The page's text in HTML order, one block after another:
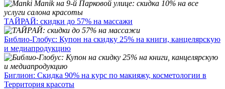
ТАЙРАЙ: скидки до 57% на массажи
Библио-Глобус: Купон на скидку 25% на книги, канцелярскую
и медиапродукцию
Биглион: Скидка 90% на курс по макияжу, косметологии в
Территория красоты